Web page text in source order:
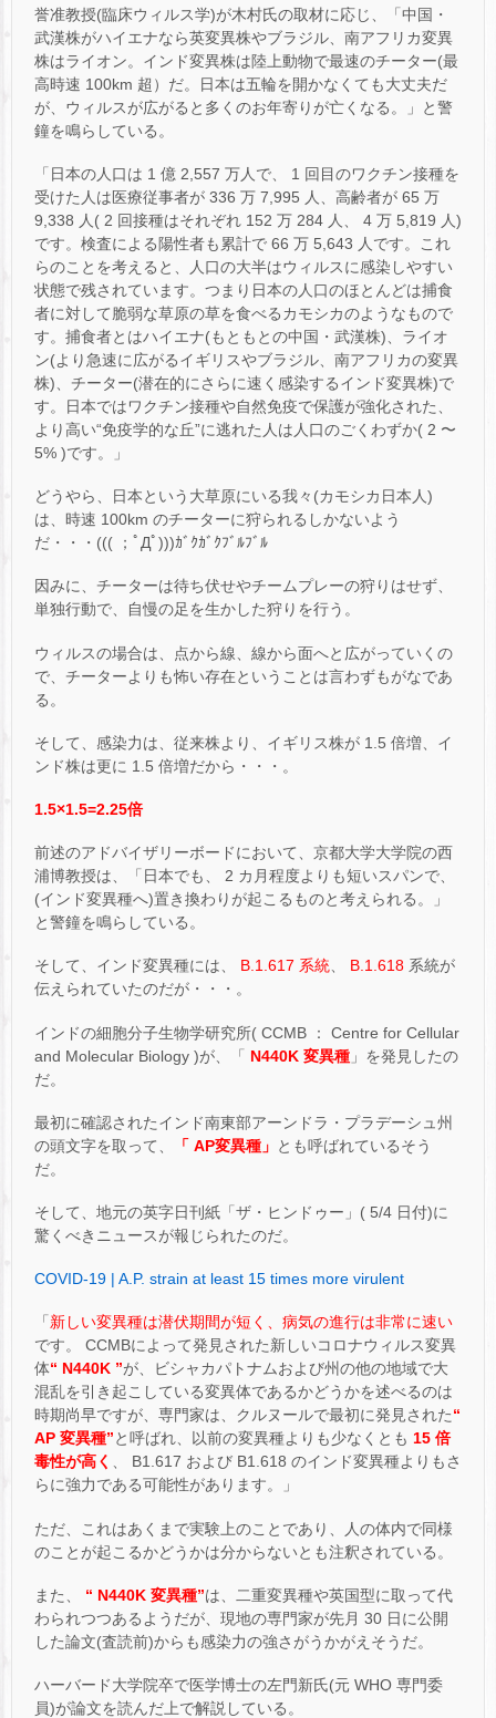
誉准教授(臨床ウィルス学)が木村氏の取材に応じ、「中国・
武漢株がハイエナなら英変異株やブラジル、南アフリカ変異
株はライオン。インド変異株は陸上動物で最速のチーター(最
高時速 100km 超）だ。日本は五輪を開かなくても大丈夫だ
が、ウィルスが広がると多くのお年寄りが亡くなる。」と警
鐘を鳴らしている。
「日本の人口は 1 億 2,557 万人で、 1 回目のワクチン接種を
受けた人は医療従事者が 336 万 7,995 人、高齢者が 65 万
9,338 人( 2 回接種はそれぞれ 152 万 284 人、 4 万 5,819 人)
です。検査による陽性者も累計で 66 万 5,643 人です。これ
らのことを考えると、人口の大半はウィルスに感染しやすい
状態で残されています。つまり日本の人口のほとんどは捕食
者に対して脆弱な草原の草を食べるカモシカのようなもので
す。捕食者とはハイエナ(もともとの中国・武漢株)、ライオ
ン(より急速に広がるイギリスやブラジル、南アフリカの変異
株)、チーター(潜在的にさらに速く感染するインド変異株)で
す。日本ではワクチン接種や自然免疫で保護が強化された、
より高い“免疫学的な丘”に逃れた人は人口のごくわずか( 2 〜
5% )です。」
どうやら、日本という大草原にいる我々(カモシカ日本人)
は、時速 100km のチーターに狩られるしかないよう
だ・・・((( ；ﾟДﾟ)))ｶﾞｸｶﾞｸﾌﾞﾙﾌﾞﾙ
因みに、チーターは待ち伏せやチームプレーの狩りはせず、
単独行動で、自慢の足を生かした狩りを行う。
ウィルスの場合は、点から線、線から面へと広がっていくの
で、チーターよりも怖い存在ということは言わずもがなであ
る。
そして、感染力は、従来株より、イギリス株が 1.5 倍増、イ
ンド株は更に 1.5 倍増だから・・・。
1.5×1.5=2.25倍
前述のアドバイザリーボードにおいて、京都大学大学院の西
浦博教授は、「日本でも、 2 カ月程度よりも短いスパンで、
(インド変異種へ)置き換わりが起こるものと考えられる。」
と警鐘を鳴らしている。
そして、インド変異種には、 B.1.617 系統、 B.1.618 系統が
伝えられていたのだが・・・。
インドの細胞分子生物学研究所( CCMB ： Centre for Cellular
and Molecular Biology )が、「 N440K 変異種 」を発見したの
だ。
最初に確認されたインド南東部アーンドラ・プラデーシュ州
の頭文字を取って、
「 AP変異種」 とも呼ばれているそう
だ。
そして、地元の英字日刊紙「ザ・ヒンドゥー」( 5/4 日付)に
驚くべきニュースが報じられたのだ。
COVID-19 | A.P. strain at least 15 times more virulent
「 新しい変異種は潜伏期間が短く、病気の進行は非常に速い
です。 CCMBによって発見された新しいコロナウィルス変異
体“ N440K ”が、ビシャカパトナムおよび州の他の地域で大
混乱を引き起こしている変異体であるかどうかを述べるのは
時期尚早ですが、専門家は、クルヌールで最初に発見された“
AP 変異種”と呼ばれ、以前の変異種よりも少なくとも 15 倍
毒性が高く 、 B1.617 および B1.618 のインド変異種よりもさ
らに強力である可能性があります。」
ただ、これはあくまで実験上のことであり、人の体内で同様
のことが起こるかどうかは分からないとも注釈されている。
また、 “ N440K 変異種”は、二重変異種や英国型に取って代
わられつつあるようだが、現地の専門家が先月 30 日に公開
した論文(査読前)からも感染力の強さがうかがえそうだ。
ハーバード大学院卒で医学博士の左門新氏(元 WHO 専門委
員)が論文を読んだ上で解説している。